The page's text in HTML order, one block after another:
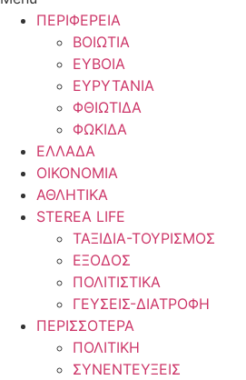
ΠΕΡΙΦΕΡΕΙΑ
ΒΟΙΩΤΙΑ
ΕΥΒΟΙΑ
ΕΥΡΥΤΑΝΙΑ
ΦΘΙΩΤΙΔΑ
ΦΩΚΙΔΑ
ΕΛΛΑΔΑ
ΟΙΚΟΝΟΜΙΑ
ΑΘΛΗΤΙΚΑ
STEREA LIFE
ΤΑΞΙΔΙΑ-ΤΟΥΡΙΣΜΟΣ
ΕΞΟΔΟΣ
ΠΟΛΙΤΙΣΤΙΚΑ
ΓΕΥΣΕΙΣ-ΔΙΑΤΡΟΦΗ
ΠΕΡΙΣΣΟΤΕΡΑ
ΠΟΛΙΤΙΚΗ
ΣΥΝΕΝΤΕΥΞΕΙΣ